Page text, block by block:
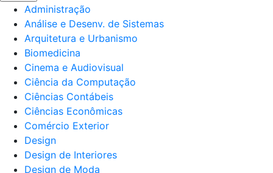
Administração
Análise e Desenv. de Sistemas
Arquitetura e Urbanismo
Biomedicina
Cinema e Audiovisual
Ciência da Computação
Ciências Contábeis
Ciências Econômicas
Comércio Exterior
Design
Design de Interiores
Design de Moda